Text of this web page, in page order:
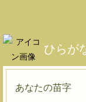
ひらが
あなたの苗字